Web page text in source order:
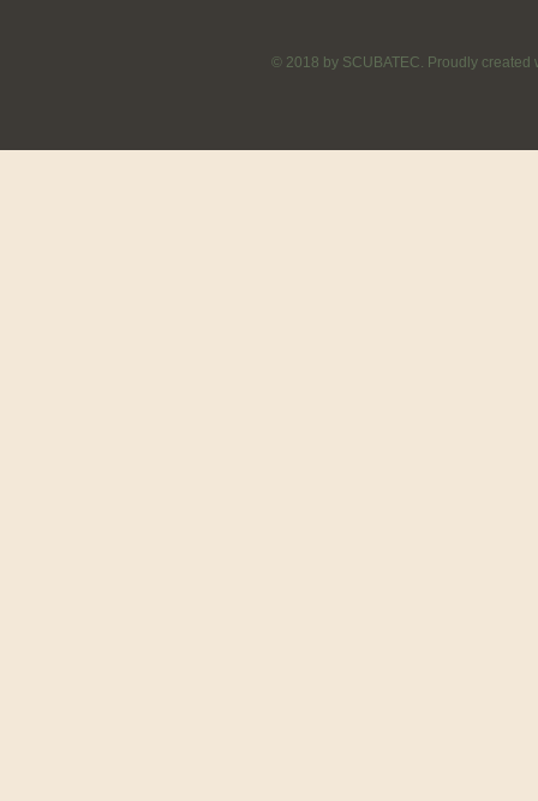
© 2018 by SCUBATEC. Proudly created